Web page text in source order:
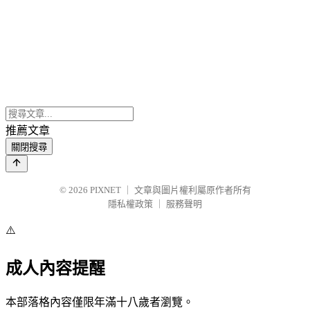
推薦文章
關閉搜尋
© 2026 PIXNET
文章與圖片權利屬原作者所有
隱私權政策
服務聲明
⚠️
成人內容提醒
本部落格內容僅限年滿十八歲者瀏覽。